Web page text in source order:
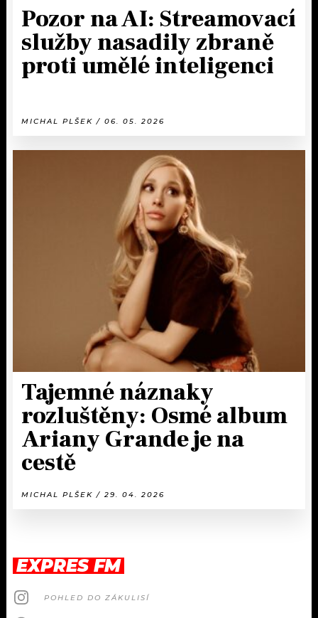
Pozor na AI: Streamovací
služby nasadily zbraně
proti umělé inteligenci
MICHAL PLŠEK / 06. 05. 2026
Tajemné náznaky
rozluštěny: Osmé album
Ariany Grande je na
cestě
MICHAL PLŠEK / 29. 04. 2026
EXPRES FM
POHLED DO ZÁKULISÍ